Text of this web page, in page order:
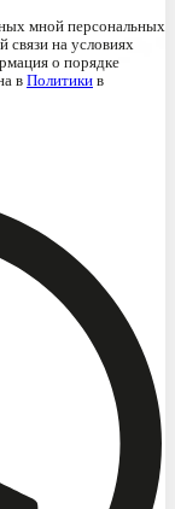
мной персональных
связи на условиях
о порядке
в Политики в